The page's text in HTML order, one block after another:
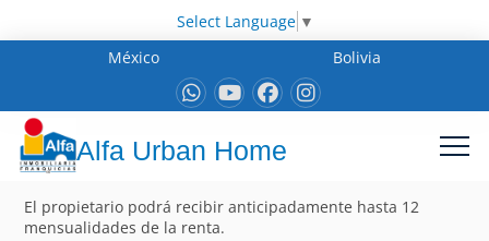
Select Language ▼
México
Bolivia
Alfa Urban Home
El propietario podrá recibir anticipadamente hasta 12
mensualidades de la renta.